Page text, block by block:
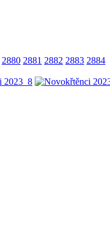
2880 2881 2882 2883 2884